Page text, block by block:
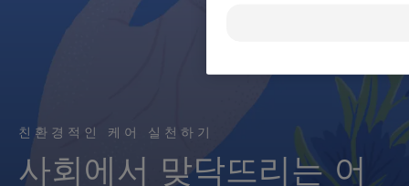
친환경적인 케어 실천하기
사회에서 맞닥뜨리는 어